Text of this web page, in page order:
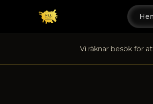
Vi räknar besök för